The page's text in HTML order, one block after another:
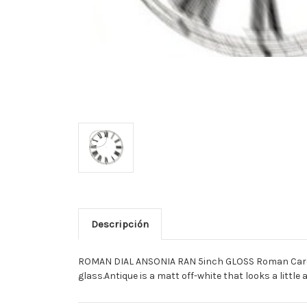
Descripción
ROMAN DIAL ANSONIA RAN 5inch GLOSS
glass.Antique is a matt off-white that looks a little